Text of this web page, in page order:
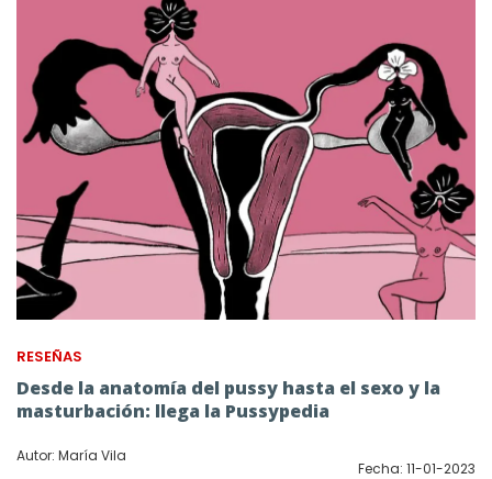
RESEÑAS
Desde la anatomía del pussy hasta el sexo y la
masturbación: llega la Pussypedia
Autor: María Vila
Fecha: 11-01-2023